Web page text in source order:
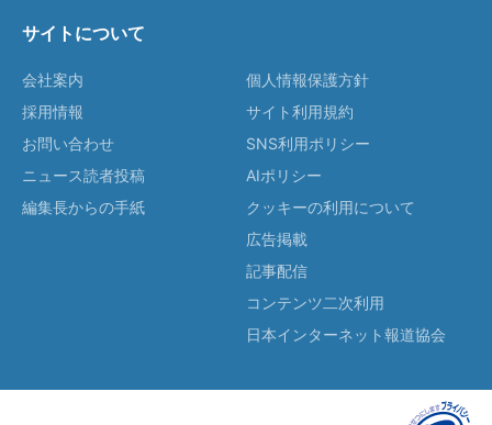
サイトについて
会社案内
採用情報
お問い合わせ
ニュース読者投稿
編集長からの手紙
個人情報保護方針
サイト利用規約
SNS利用ポリシー
AIポリシー
クッキーの利用について
広告掲載
記事配信
コンテンツ二次利用
日本インターネット報道協会